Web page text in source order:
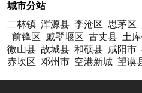
城市分站
二林镇 浑源县 李沧区 思茅区
前锋区
戚墅堰区 古丈县 土
微山县 故城县 和硕县 咸阳市
赤坎区 邓州市 空港新城 望谟